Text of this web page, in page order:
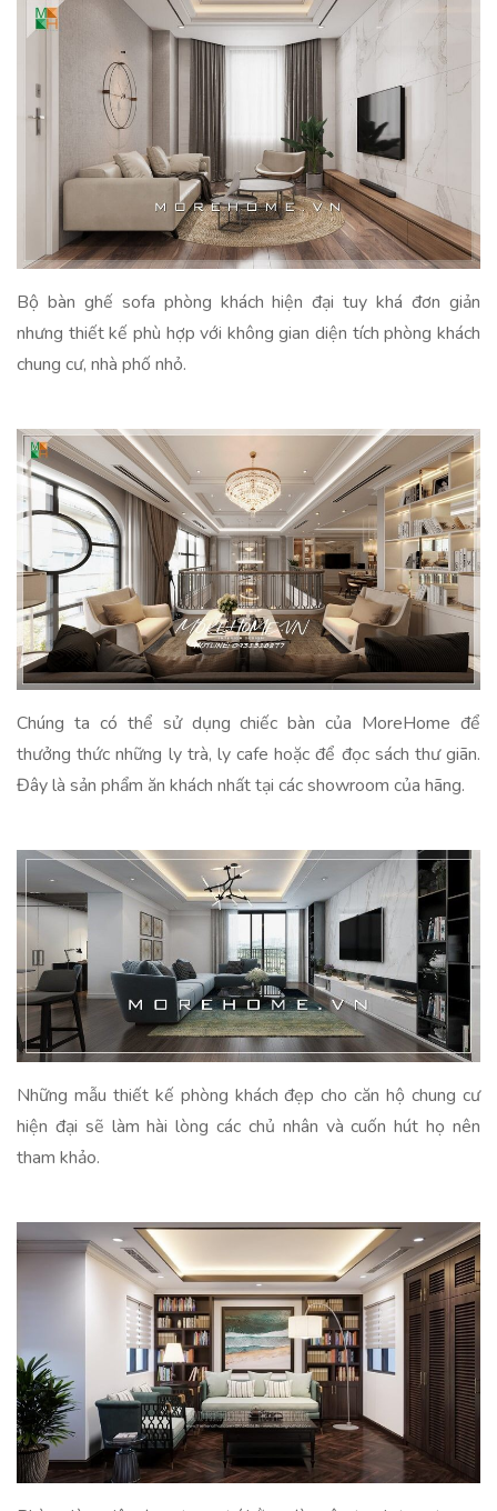
Bộ bàn ghế sofa phòng khách hiện đại tuy khá đơn giản
nhưng thiết kế phù hợp với không gian diện tích phòng khách
chung cư, nhà phố nhỏ.
Chúng ta có thể sử dụng chiếc bàn của MoreHome để
thưởng thức những ly trà, ly cafe hoặc để đọc sách thư giãn.
Đây là sản phẩm ăn khách nhất tại các showroom của hãng.
Những mẫu thiết kế phòng khách đẹp cho căn hộ chung cư
hiện đại sẽ làm hài lòng các chủ nhân và cuốn hút họ nên
tham khảo.